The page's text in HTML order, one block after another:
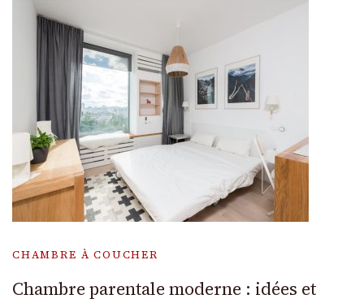
CHAMBRE À COUCHER
Chambre parentale moderne : idées et